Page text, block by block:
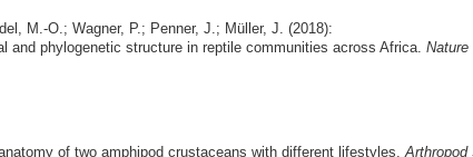
M.-O.; Wagner, P.; Penner, J.; Müller, J. (2018):
and phylogenetic structure in reptile communities across Africa. Nature
of two amphipod crustaceans with different lifestyles.Arthropod